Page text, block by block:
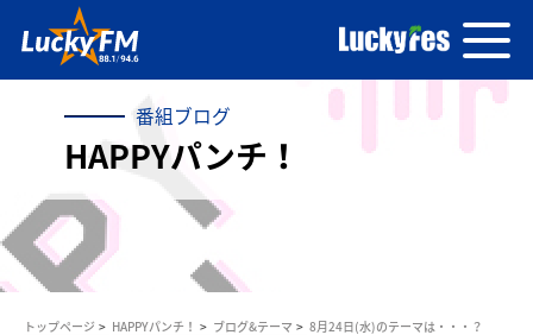
番組ブログ
HAPPYパンチ！
トップページ HAPPYパンチ！ ブログ&テーマ 8月24日(水)のテーマは・・・？